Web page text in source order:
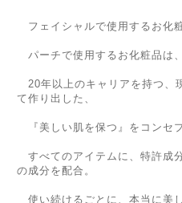
フェイシャルで使用するお化
パーチで使用するお化粧品は
20年以上のキャリアを持つ、
て作り出した、
『美しい肌を保つ』をコンセ
すべてのアイテムに、特許成
の成分を配合。
使い続けるごとに、本当に美